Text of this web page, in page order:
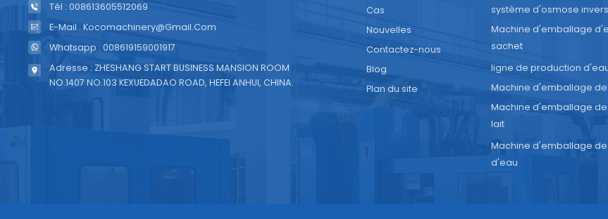
charbon actif et la résine échangeuse d'ions contribuera à
l'efficacité du processus de traitement. Veillez à consulter les
instructions du fabricant pour connaître le mode d'emploi
à votre modèle d'équipement. Ainsi, votre système de
d'eau vous fournira en permanence une eau potable propre et
N'oubliez pas que la santé et la sécurité des usagers
bon fonctionnement de ces systèmes ; par conséquent, un
régulier et le remplacement des médias filtrants sont
Tél : 008613605512069
E-Mail : Kocomachinery@gmail.com
Whatsapp : 008619159001917
Adresse : ZHESHANG START BUSINESS MANSION ROOM
NO.1407 NO.103 KEXUEDADAO ROAD, HEFEI ANHUI, CHINA.
Cas
Nouvelles
Contactez-nous
Blog
Plan du site
système d'osmose
Machine d'emballage
sachet
ligne de production
Machine d'emballage
Machine d'emballage
lait
Machine d'emballage
d'eau